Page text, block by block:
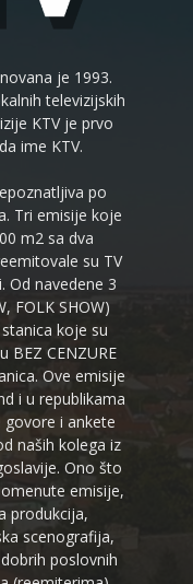
je 1993.
televizijskih
KTV je prvo
ime KTV.
po
Tri emisije koje
m2 sa dva
su TV
Od navedene 3
FOLK SHOW)
koje su
BEZ CENZURE
Ove emisije
i u republikama
govore i ankete
naših kolega iz
Ono što
emisije,
produkcija,
scenografija,
poslovnih